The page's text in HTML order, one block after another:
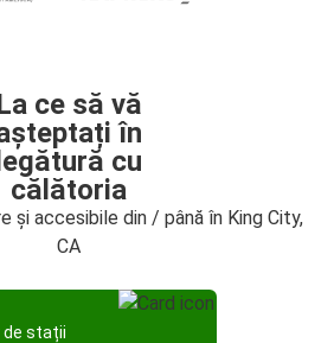
ce să vă
în
legătură cu
călătoria
și accesibile din / până în King City,
CA
de stații